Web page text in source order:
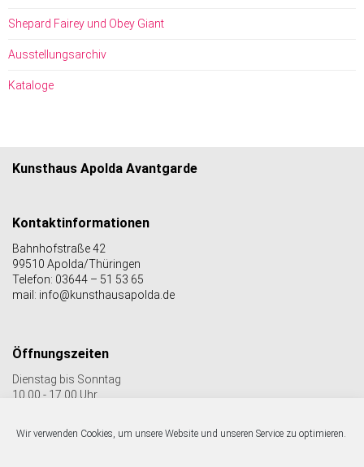
Wir verwenden Cookies, um unsere Website und unseren Service zu optimieren.
Shepard Fairey und Obey Giant
Ausstellungsarchiv
Kataloge
Kunsthaus Apolda Avantgarde
Kontaktinformationen
Bahnhofstraße 42
99510 Apolda/Thüringen
Telefon: 03644 – 51 53 65
mail: info@kunsthausapolda.de
Öffnungszeiten
Dienstag bis Sonntag
10.00 - 17.00 Uhr